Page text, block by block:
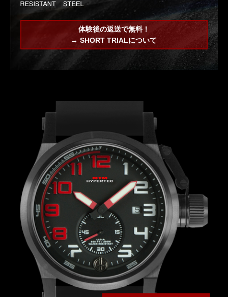
体験後の返送で無料！
→ SHORT TRIALについて